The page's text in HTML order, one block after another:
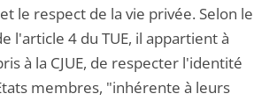
le respect de la vie privée. Selon le
l'article 4 du TUE, il appartient à
à la CJUE, de respecter l'identité
membres, "inhérente à leurs